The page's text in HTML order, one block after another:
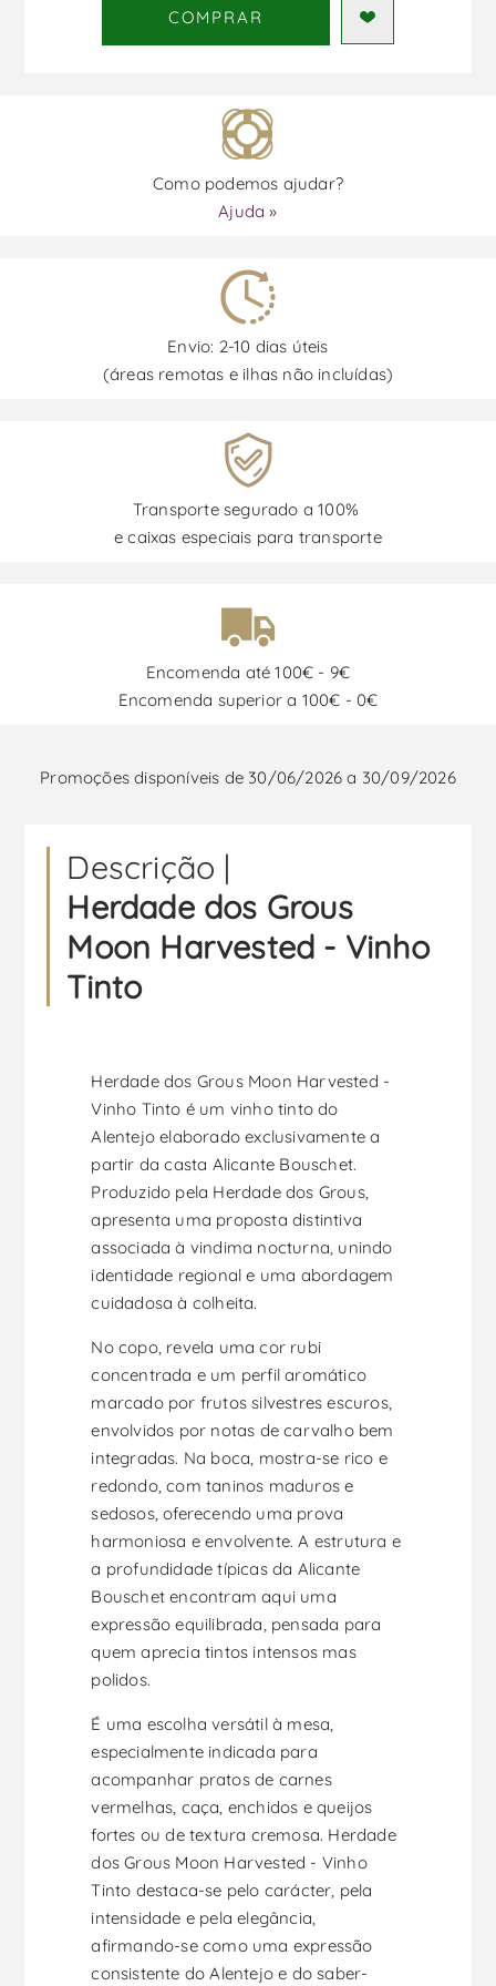
COMPRAR
Como podemos ajudar?
Ajuda »
Envio: 2-10 dias úteis
(áreas remotas e ilhas não incluídas)
Transporte segurado a 100%
e caixas especiais para transporte
Encomenda até 100€ - 9€
Encomenda superior a 100€ - 0€
Promoções disponíveis de 30/06/2026 a 30/09/2026
Descrição |
Herdade dos Grous
Moon Harvested - Vinho
Tinto
Herdade dos Grous Moon Harvested -
Vinho Tinto é um vinho tinto do
Alentejo elaborado exclusivamente a
partir da casta Alicante Bouschet.
Produzido pela Herdade dos Grous,
apresenta uma proposta distintiva
associada à vindima nocturna, unindo
identidade regional e uma abordagem
cuidadosa à colheita.
No copo, revela uma cor rubi
concentrada e um perfil aromático
marcado por frutos silvestres escuros,
envolvidos por notas de carvalho bem
integradas. Na boca, mostra-se rico e
redondo, com taninos maduros e
sedosos, oferecendo uma prova
harmoniosa e envolvente. A estrutura e
a profundidade típicas da Alicante
Bouschet encontram aqui uma
expressão equilibrada, pensada para
quem aprecia tintos intensos mas
polidos.
É uma escolha versátil à mesa,
especialmente indicada para
acompanhar pratos de carnes
vermelhas, caça, enchidos e queijos
fortes ou de textura cremosa. Herdade
dos Grous Moon Harvested - Vinho
Tinto destaca-se pelo carácter, pela
intensidade e pela elegância,
afirmando-se como uma expressão
consistente do Alentejo e do saber-